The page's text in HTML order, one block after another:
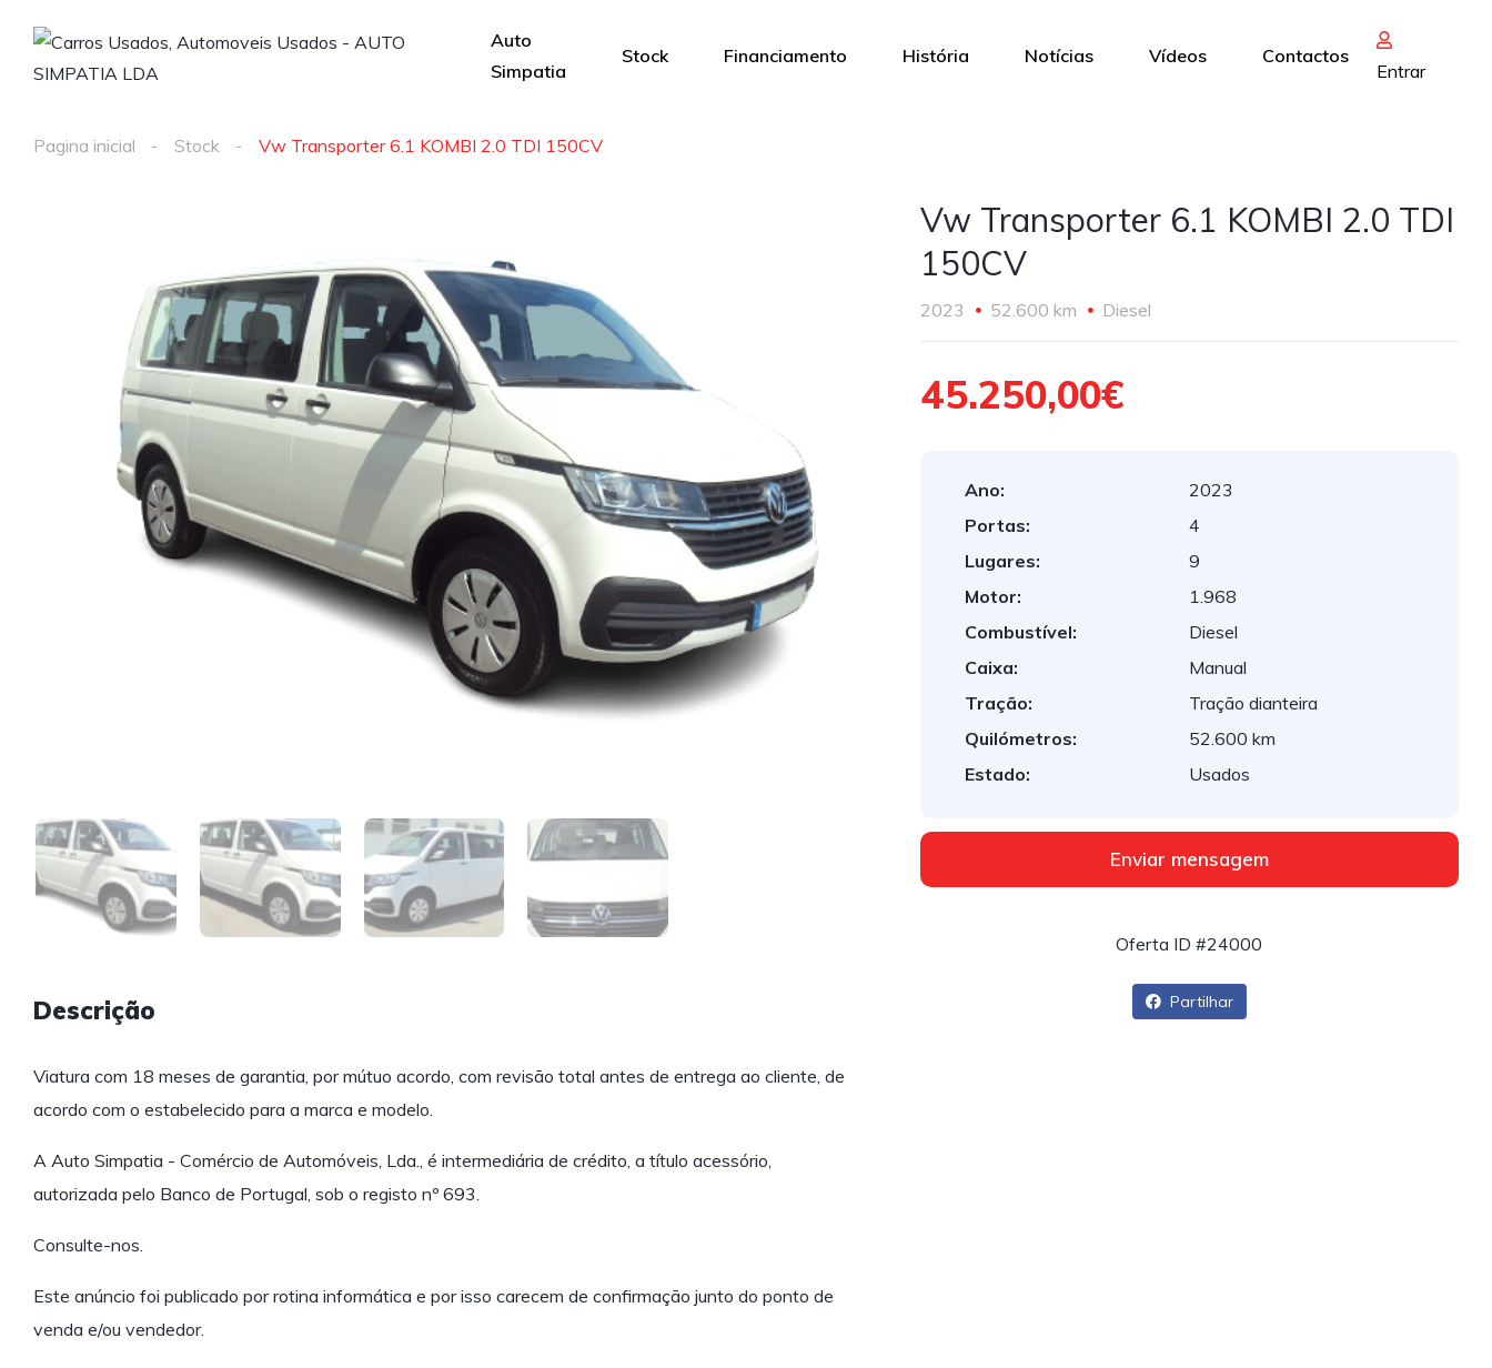
Auto
Simpatia
Stock Financiamento História Notícias Vídeos Contactos
Entrar
Pagina inicial Stock Vw Transporter 6.1 KOMBI 2.0 TDI 150CV
Descrição
Viatura com 18 meses de garantia, por mútuo acordo, com revisão total antes de entrega ao cliente, de
acordo com o estabelecido para a marca e modelo.
A Auto Simpatia - Comércio de Automóveis, Lda., é intermediária de crédito, a título acessório,
autorizada pelo Banco de Portugal, sob o registo nº 693.
Consulte-nos.
Este anúncio foi publicado por rotina informática e por isso carecem de confirmação junto do ponto de
venda e/ou vendedor.
Vw Transporter 6.1 KOMBI 2.0 TDI
150CV
2023 52.600 km Diesel
45.250,00€
Ano:
2023
Portas:
4
Lugares:
9
Motor:
1.968
Combustível:
Diesel
Caixa:
Manual
Tração:
Tração dianteira
Quilómetros:
52.600 km
Estado:
Usados
Enviar mensagem
Oferta ID #24000
Partilhar